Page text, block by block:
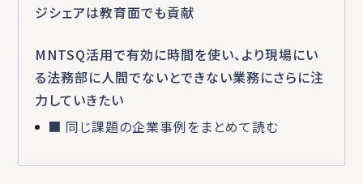
ジシェアは教育面でも貢献
MNTSQ活用で有効に時間を使い、より現場にい
る法務部に人間でないとできない業務にさらに注
力していきたい
■ 同じ課題の企業事例をまとめて読む